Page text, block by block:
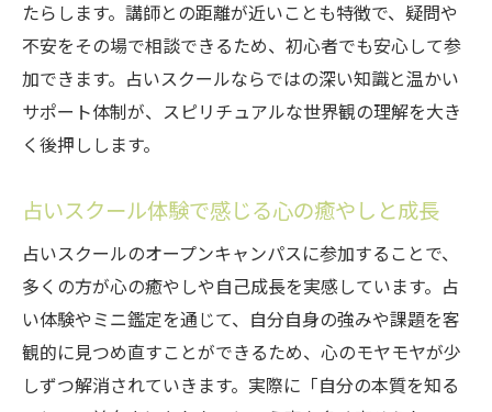
たらします。講師との距離が近いことも特徴で、疑問や
不安をその場で相談できるため、初心者でも安心して参
加できます。占いスクールならではの深い知識と温かい
サポート体制が、スピリチュアルな世界観の理解を大き
く後押しします。
占いスクール体験で感じる心の癒やしと成長
占いスクールのオープンキャンパスに参加することで、
多くの方が心の癒やしや自己成長を実感しています。占
い体験やミニ鑑定を通じて、自分自身の強みや課題を客
観的に見つめ直すことができるため、心のモヤモヤが少
しずつ解消されていきます。実際に「自分の本質を知る